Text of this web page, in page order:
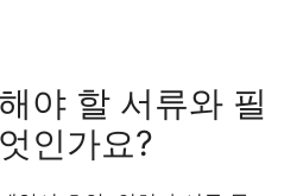
야 할 서류와 필
인가요?